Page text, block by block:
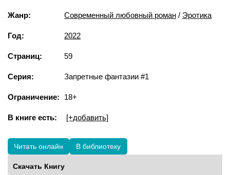
Жанр: Современный любовный роман / Эротика
Год: 2022
Страниц: 59
Серия: Запретные фантазии #1
Ограничение: 18+
В книге есть: [+добавить]
Читать онлайн В библиотеку
Скачать Книгу